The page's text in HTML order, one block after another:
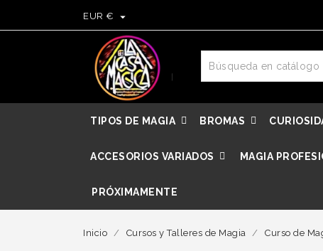
EUR € 
TIPOS DE MAGIA BROMAS
ACCESORIOS VARIADOS MAGIA
PRÓXIMAMENTE
Inicio Cursos y Talleres de Magia Curso de